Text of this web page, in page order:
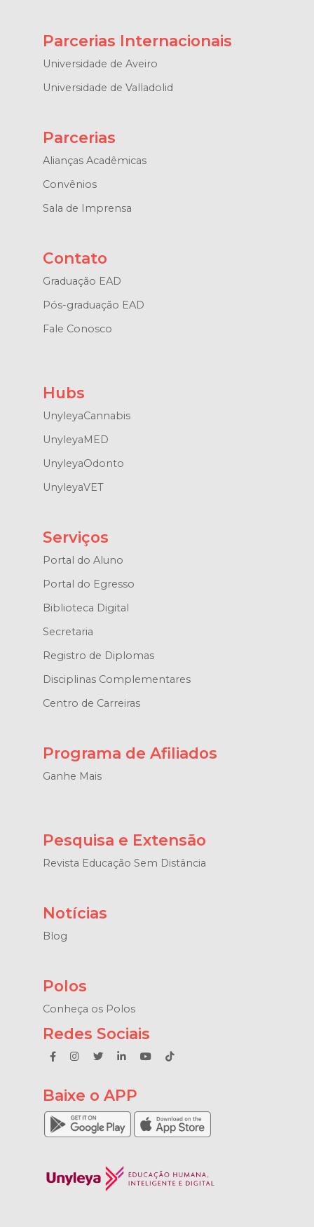
Parcerias Internacionais
Universidade de Aveiro
Universidade de Valladolid
Parcerias
Alianças Acadêmicas
Convênios
Sala de Imprensa
Contato
Graduação EAD
Pós-graduação EAD
Fale Conosco
Hubs
UnyleyaCannabis
UnyleyaMED
UnyleyaOdonto
UnyleyaVET
Serviços
Portal do Aluno
Portal do Egresso
Biblioteca Digital
Secretaria
Registro de Diplomas
Disciplinas Complementares
Centro de Carreiras
Programa de Afiliados
Ganhe Mais
Pesquisa e Extensão
Revista Educação Sem Distância
Notícias
Blog
Polos
Conheça os Polos
Redes Sociais
Baixe o APP